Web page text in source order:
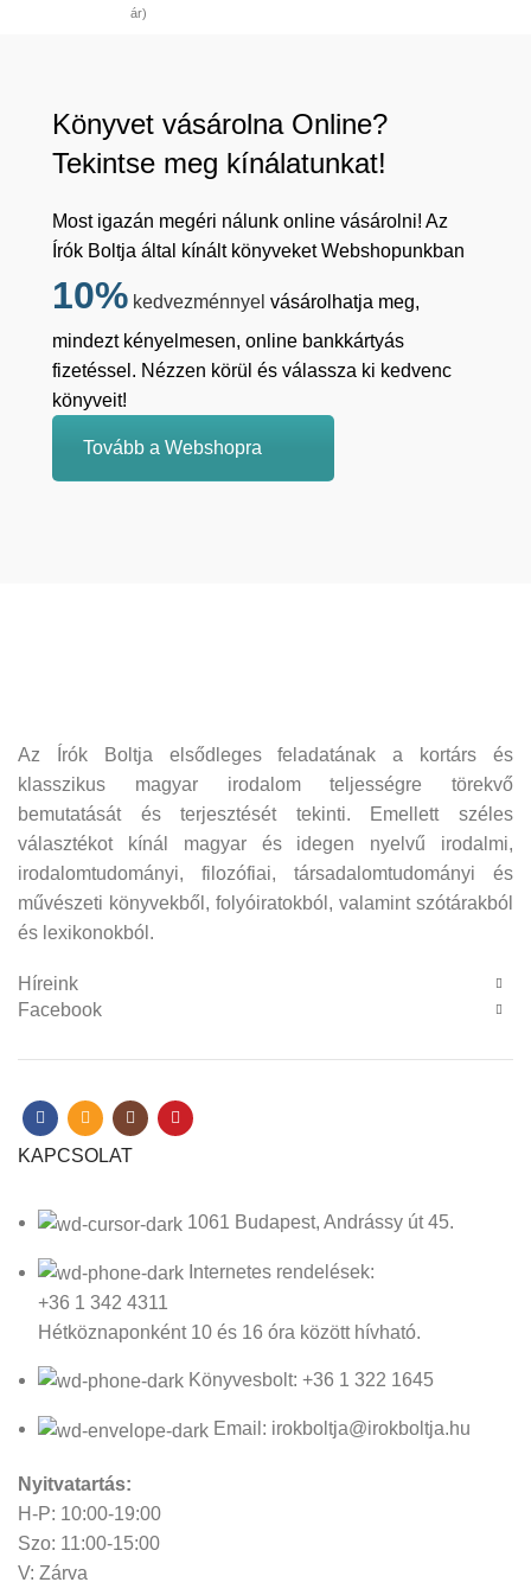
ár)
Könyvet vásárolna Online?
Tekintse meg kínálatunkat!
Most igazán megéri nálunk online vásárolni! Az
Írók Boltja által kínált könyveket Webshopunkban
10% kedvezménnyel vásárolhatja meg,
mindezt kényelmesen, online bankkártyás
fizetéssel. Nézzen körül és válassza ki kedvenc
könyveit!
Tovább a Webshopra
Az Írók Boltja elsődleges feladatának a kortárs és
klasszikus magyar irodalom teljességre törekvő
bemutatását és terjesztését tekinti. Emellett széles
választékot kínál magyar és idegen nyelvű irodalmi,
irodalomtudományi, filozófiai, társadalomtudományi és
művészeti könyvekből, folyóiratokból, valamint szótárakból
és lexikonokból.
Híreink
Facebook
KAPCSOLAT
1061 Budapest, Andrássy út 45.
Internetes rendelések:
+36 1 342 4311
Hétköznaponként 10 és 16 óra között hívható.
Könyvesbolt: +36 1 322 1645
Email: irokboltja@irokboltja.hu
Nyitvatartás:
H-P: 10:00-19:00
Szo: 11:00-15:00
V: Zárva